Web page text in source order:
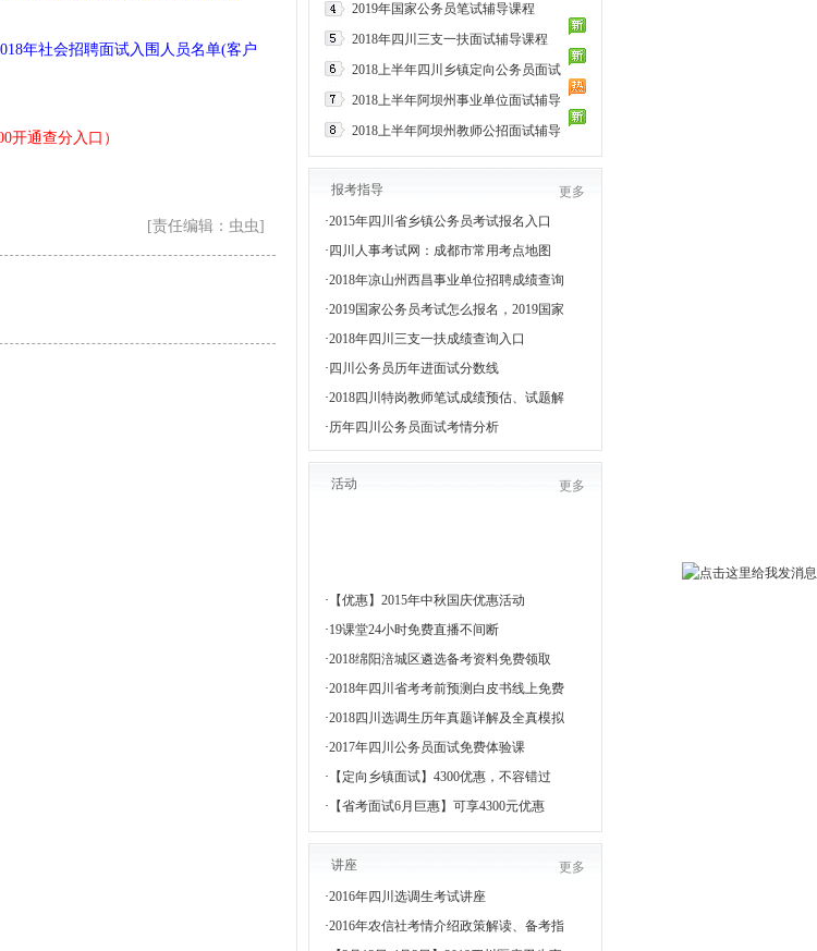
年社会招聘面试入围人员名单(客户
开通查分入口）
[责任编辑：虫虫]
2019年国家公务员笔试辅导课程
2018年四川三支一扶面试辅导课程
2018上半年四川乡镇定向公务员面试
2018上半年阿坝州事业单位面试辅导
2018上半年阿坝州教师公招面试辅导
报考指导
更多
·2015年四川省乡镇公务员考试报名入口
· 四川人事考试网：成都市常用考点地图
·2018年凉山州西昌事业单位招聘成绩查询
·2019国家公务员考试怎么报名，2019国家
·2018年四川三支一扶成绩查询入口
· 四川公务员历年进面试分数线
·2018四川特岗教师笔试成绩预估、试题解
·历年四川公务员面试考情分析
活动 更多
· 【优惠】2015年中秋国庆优惠活动
·19课堂24小时免费直播不间断
·2018绵阳涪城区遴选备考资料免费领取
·2018年四川省考考前预测白皮书线上免费
·2018四川选调生历年真题详解及全真模拟
·2017年四川公务员面试免费体验课
· 【定向乡镇面试】4300优惠，不容错过
· 【省考面试6月巨惠】可享4300元优惠
讲座
更多
·2016年四川选调生考试讲座
·2016年农信社考情介绍政策解读、备考指